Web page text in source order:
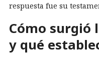
respuesta fue su
Cómo surgió
y qué